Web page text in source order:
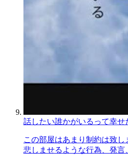
話したい誰かがいるって幸せ
この部屋はあまり制約は致
悲しませるような行為、発言